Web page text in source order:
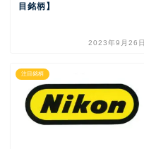
目銘柄】
2023年9月26日
注目銘柄